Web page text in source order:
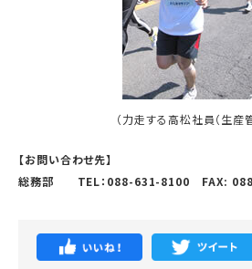
（力走する高松社員（生産
【お問い合わせ先】
総務部 TEL：088-631-8100 FAX: